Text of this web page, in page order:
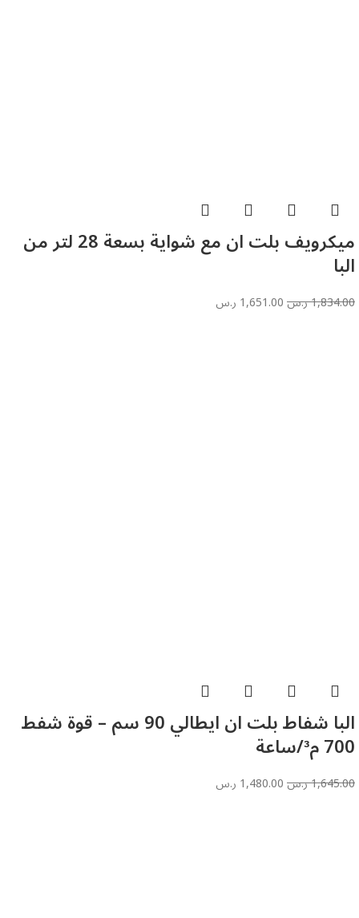
ميكرويف بلت ان مع شواية بسعة 28 لتر من
البا
1,834.00ر.س1,651.00 ر.س
البا شفاط بلت ان ايطالي 90 سم – قوة شفط
700 م³/ساعة
1,645.00ر.س1,480.00 ر.س